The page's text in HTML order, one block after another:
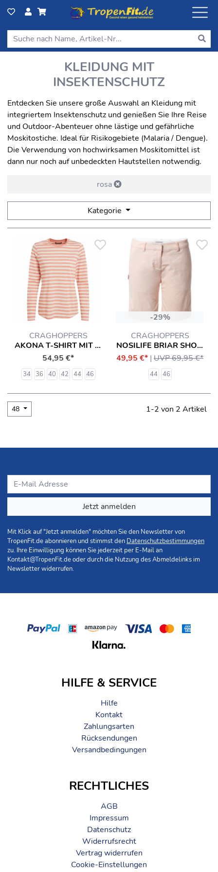
KLEIDUNG MIT
INSEKTENSCHUTZ
Entdecken Sie unsere große Auswahl an Kleidung mit
integriertem Insektenschutz und genießen Sie Ihre Reise
und Outdoor-Abenteuer ohne lästige und gefährliche
Moskitostiche. Ideal für Risikogebiete (Malaria / Dengue).
Die Verwendung von hochwirksamen Moskitomittel ist
dann nur noch auf unbedeckten Hautstellen notwendig.
rosa
Kategorie
CRAGHOPPERS
AKONA T-SHIRT MIT INSEKTENSCHUTZ LANGARMSHIRT HEMD
54,95 €*
34 36 40 42 44 46
-29%
CRAGHOPPERS
NOSILIFE BRIAR SHORTS DAMEN HOSE
49,95 €* | UVP 69,95 €*
44 46
48 1-2 von 2 Artikel
Jetzt anmelden
Mit Klick auf "Jetzt anmelden" möchten Sie den Newsletter von
TropenFit.de abonnieren und stimmst den Datenschutzbestimmungen
zu. Ihre Einwilligung können Sie jederzeit per E-Mail an
Kontakt@TropenFit.deoder durch die Nutzung des Abmeldelinks im
Newsletter widerrufen.
HILFE & SERVICE
Hilfe
Kontakt
Zahlungsarten
Rücksendungen
Versandbedingungen
RECHTLICHES
AGB
Impressum
Datenschutz
Widerrufsrecht
Vertrag widerrufen
Cookie-Einstellungen